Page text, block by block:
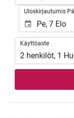
Uloskirjautumis
Käyttöaste
Käyttöaste
2 henkilöt, 1